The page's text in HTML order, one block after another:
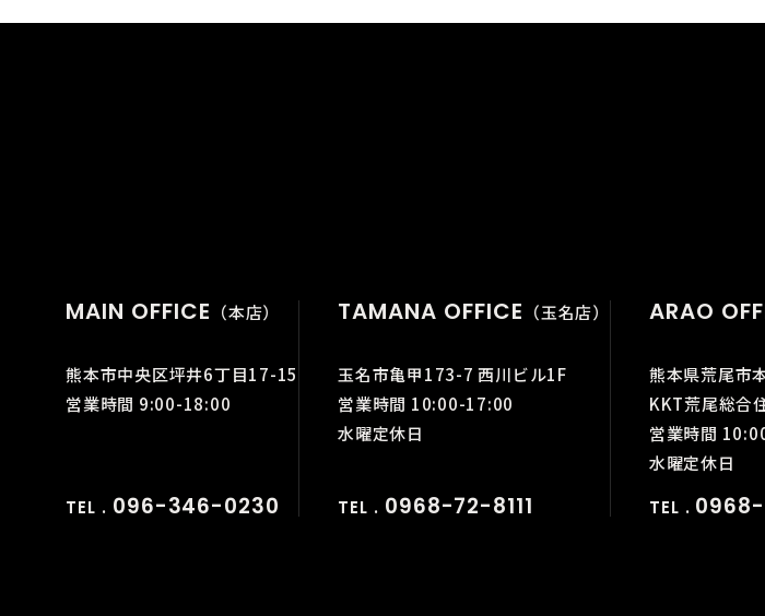
MAIN OFFICE （本店）
熊本市中央区坪井6丁目17-15
営業時間 9:00-18:00
TEL . 096-346-0230
TAMANA OFFICE （玉名店）
玉名市亀甲173-7 西川ビル1F
営業時間 10:00-17:00
水曜定休日
TEL . 0968-72-8111
ARAO
熊本県荒尾市
KKT荒尾総合
営業時間
水曜定休日
TEL .